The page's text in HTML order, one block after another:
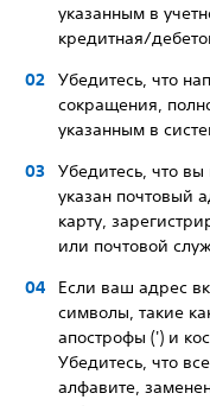
указанным в
кредитная/
Убедитесь, что
сокращения,
указанным в
Убедитесь, что вы
указан почтовый
карту,
или почтовой
Если ваш адрес
символы, такие
апострофы (') и
Убедитесь, что
алфавите,